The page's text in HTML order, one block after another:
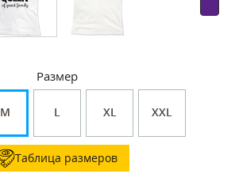
Размер
M L XL XXL
Таблица размеров